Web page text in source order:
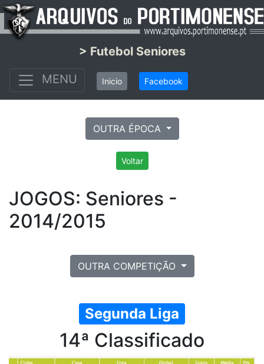
> Futebol Seniores
MENU
Inicio Facebook
OUTRA ÉPOCA
Voltar
JOGOS: Seniores -
2014/2015
OUTRA COMPETIÇÃO
Segunda Liga
14ª Classificado